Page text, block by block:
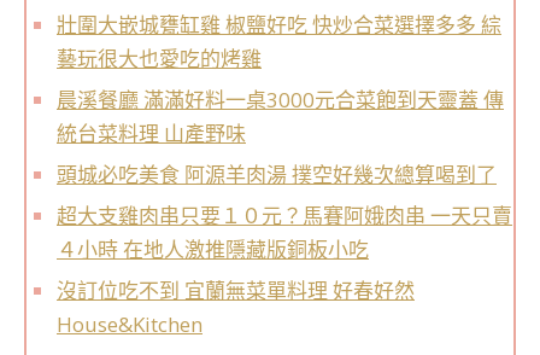
壯圍大嵌城甕缸雞 椒鹽好吃 快炒合菜選擇多多 綜
藝玩很大也愛吃的烤雞
晨溪餐廳 滿滿好料一桌3000元合菜飽到天靈蓋 傳
統台菜料理 山產野味
頭城必吃美食 阿源羊肉湯 撲空好幾次總算喝到了
超大支雞肉串只要１０元？馬賽阿娥肉串 一天只賣
４小時 在地人激推隱藏版銅板小吃
沒訂位吃不到 宜蘭無菜單料理 好春好然
House&Kitchen